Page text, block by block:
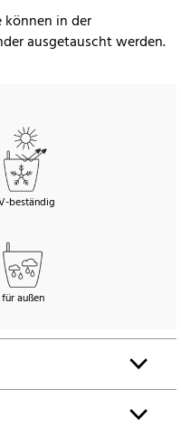
können in der
ausgetauscht werden.
beständig
für außen